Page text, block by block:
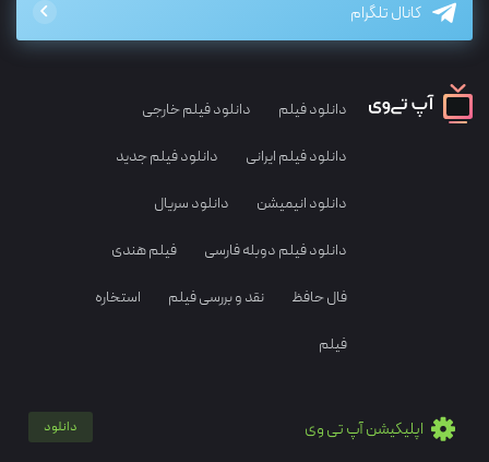
کانال تلگرام
دانلود فیلم دانلود فیلم خارجی
دانلود فیلم ایرانی دانلود فیلم جدید
دانلود انیمیشن دانلود سریال
دانلود فیلم دوبله فارسی فیلم هندی
فال حافظ نقد و بررسی فیلم استخاره
فیلم
اپلیکیشن آپ تی وی دانلود